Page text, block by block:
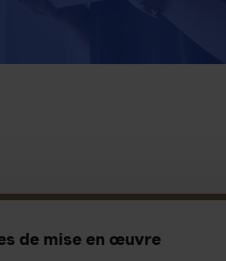
de mise en œuvre